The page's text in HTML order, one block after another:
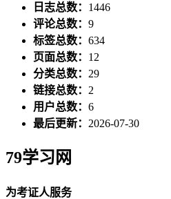
日志总数： 1446
评论总数： 9
标签总数： 634
页面总数： 12
分类总数： 29
链接总数： 2
用户总数： 6
最后更新： 2026-07-30
79学习网
为考证人服务